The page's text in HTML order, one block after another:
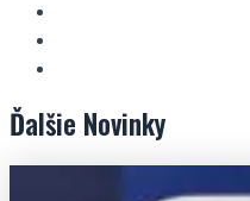
Ďalšie Novinky